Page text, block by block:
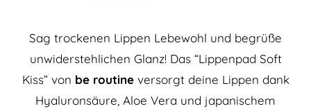
Sag trockenen Lippen Lebewohl und begrüße
unwiderstehlichen Glanz! Das “Lippenpad Soft
Kiss” von be routineversorgt deine Lippen dank
Hyaluronsäure, Aloe Vera und japanischem